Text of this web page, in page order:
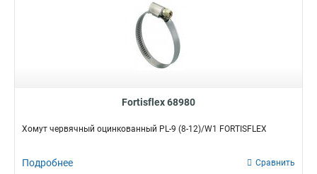
Fortisflex 68980
Хомут червячный оцинкованный PL-9 (8-12)/W1 FORTISFLEX
Подробнее Сравнить